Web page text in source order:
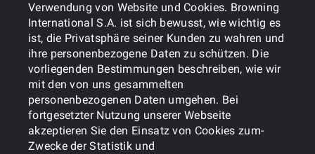
Verwendung von Website und Cookies. Browning
International S.A. ist sich bewusst, wie wichtig es
ist, die Privatsphäre seiner Kunden zu wahren und
ihre personenbezogene Daten zu schützen. Die
vorliegenden Bestimmungen beschreiben, wie wir
mit den von uns gesammelten
personenbezogenen Daten umgehen. Bei
fortgesetzter Nutzung unserer Webseite
akzeptieren Sie den Einsatz von Cookies zum-
Zwecke der Statistik und
LANGE FLUGBAHN 400M (CM)
-54.40
DIENSTLEISTUNGEN